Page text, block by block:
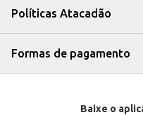
Políticas Atacadão
Formas de pagamento
Baixe o